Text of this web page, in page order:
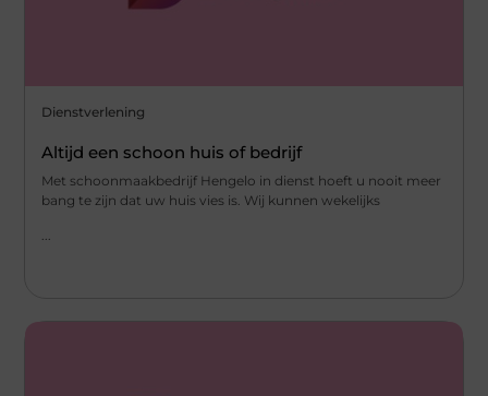
Dienstverlening
Altijd een schoon huis of bedrijf
Met schoonmaakbedrijf Hengelo in dienst hoeft u nooit meer
bang te zijn dat uw huis vies is. Wij kunnen wekelijks